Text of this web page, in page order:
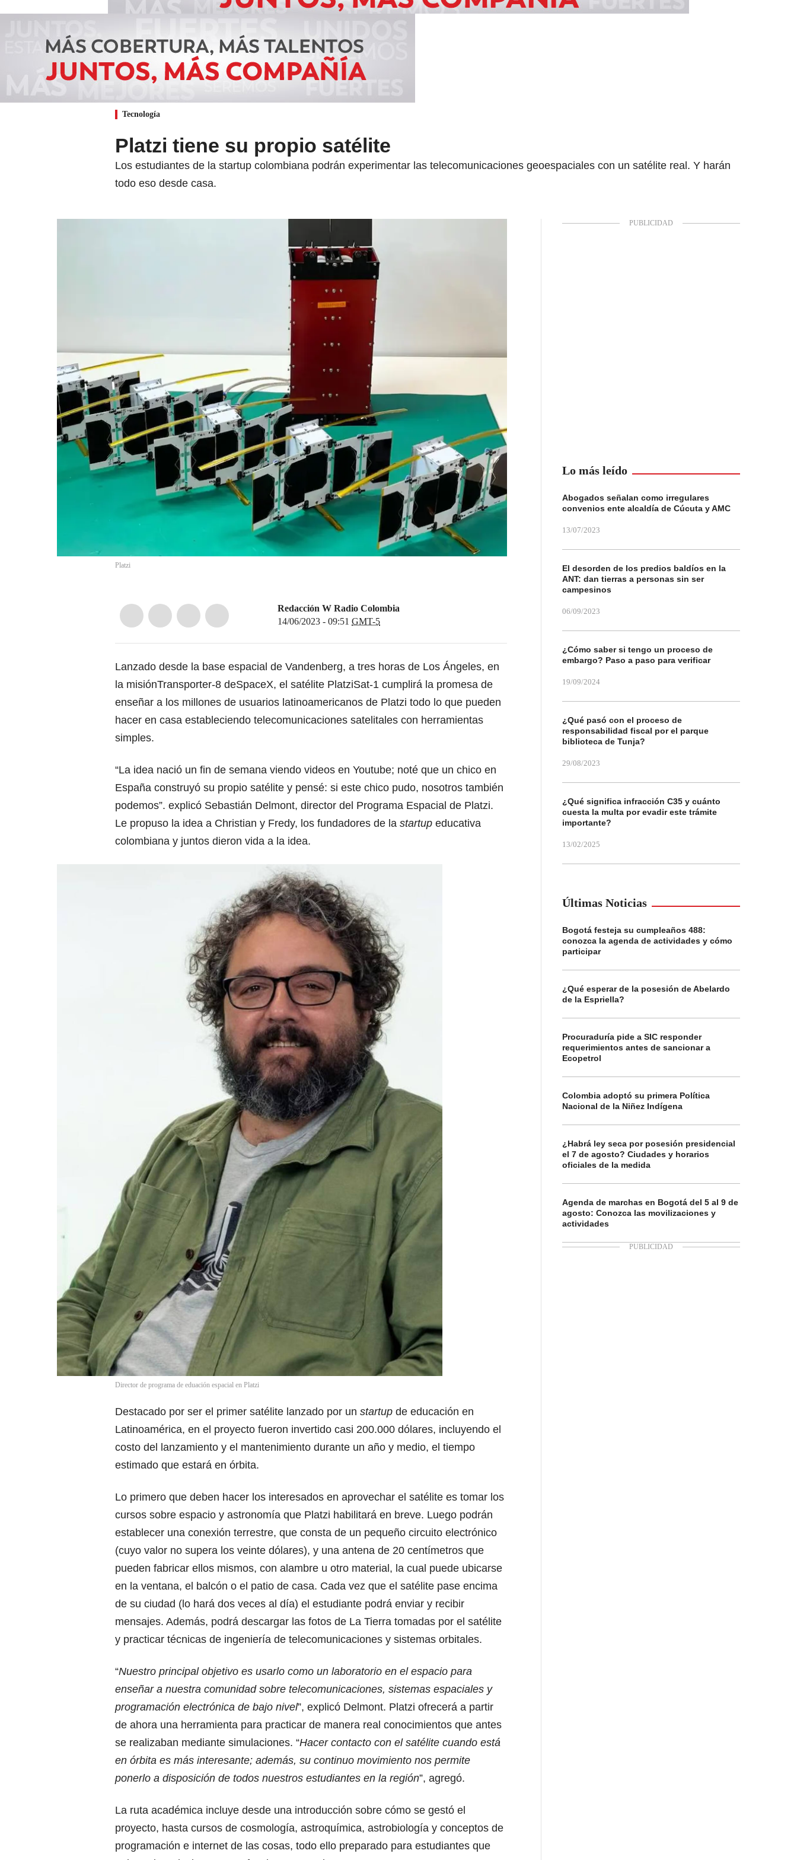
Tecnología
Platzi tiene su propio satélite
Los estudiantes de la startup colombiana podrán experimentar las telecomunicaciones geoespaciales con un satélite real. Y harán
todo eso desde casa.
Platzi
Redacción W Radio Colombia
14/06/2023 - 09:51 GMT-5
Lanzado desde la base espacial de Vandenberg, a tres horas de Los Ángeles, en
la misiónTransporter-8 deSpaceX, el satélite PlatziSat-1 cumplirá la promesa de
enseñar a los millones de usuarios latinoamericanos de Platzi todo lo que pueden
hacer en casa estableciendo telecomunicaciones satelitales con herramientas
simples.
“La idea nació un fin de semana viendo videos en Youtube; noté que un chico en
España construyó su propio satélite y pensé: si este chico pudo, nosotros también
podemos”. explicó Sebastián Delmont, director del Programa Espacial de Platzi.
Le propuso la idea a Christian y Fredy, los fundadores de la startup educativa
colombiana y juntos dieron vida a la idea.
Director de programa de eduación espacial en Platzi
Destacado por ser el primer satélite lanzado por un startup de educación en
Latinoamérica, en el proyecto fueron invertido casi 200.000 dólares, incluyendo el
costo del lanzamiento y el mantenimiento durante un año y medio, el tiempo
estimado que estará en órbita.
Lo primero que deben hacer los interesados en aprovechar el satélite es tomar los
cursos sobre espacio y astronomía que Platzi habilitará en breve. Luego podrán
establecer una conexión terrestre, que consta de un pequeño circuito electrónico
(cuyo valor no supera los veinte dólares), y una antena de 20 centímetros que
pueden fabricar ellos mismos, con alambre u otro material, la cual puede ubicarse
en la ventana, el balcón o el patio de casa. Cada vez que el satélite pase encima
de su ciudad (lo hará dos veces al día) el estudiante podrá enviar y recibir
mensajes. Además, podrá descargar las fotos de La Tierra tomadas por el satélite
y practicar técnicas de ingeniería de telecomunicaciones y sistemas orbitales.
“Nuestro principal objetivo es usarlo como un laboratorio en el espacio para
enseñar a nuestra comunidad sobre telecomunicaciones, sistemas espaciales y
programación electrónica de bajo nivel”, explicó Delmont. Platzi ofrecerá a partir
de ahora una herramienta para practicar de manera real conocimientos que antes
se realizaban mediante simulaciones. “Hacer contacto con el satélite cuando está
en órbita es más interesante; además, su continuo movimiento nos permite
ponerlo a disposición de todos nuestros estudiantes en la región”, agregó.
La ruta académica incluye desde una introducción sobre cómo se gestó el
proyecto, hasta cursos de cosmología, astroquímica, astrobiología y conceptos de
programación e internet de las cosas, todo ello preparado para estudiantes que
Lo más leído
Abogados señalan como irregulares
convenios ente alcaldía de Cúcuta y AMC
13/07/2023
El desorden de los predios baldíos en la
ANT: dan tierras a personas sin ser
campesinos
06/09/2023
¿Cómo saber si tengo un proceso de
embargo? Paso a paso para verificar
19/09/2024
¿Qué pasó con el proceso de
responsabilidad fiscal por el parque
biblioteca de Tunja?
29/08/2023
¿Qué significa infracción C35 y cuánto
cuesta la multa por evadir este trámite
importante?
13/02/2025
Últimas Noticias
Bogotá festeja su cumpleaños 488:
conozca la agenda de actividades y cómo
participar
¿Qué esperar de la posesión de Abelardo
de la Espriella?
Procuraduría pide a SIC responder
requerimientos antes de sancionar a
Ecopetrol
Colombia adoptó su primera Política
Nacional de la Niñez Indígena
¿Habrá ley seca por posesión presidencial
el 7 de agosto? Ciudades y horarios
oficiales de la medida
Agenda de marchas en Bogotá del 5 al 9 de
agosto: Conozca las movilizaciones y
actividades